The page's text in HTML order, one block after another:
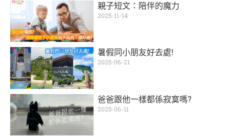
親子短文：陪伴的魔力
2025-11-14
暑假同小朋友好去處!
2025-06-21
爸爸跟他一樣都係寂寞嗎?
2025-06-11